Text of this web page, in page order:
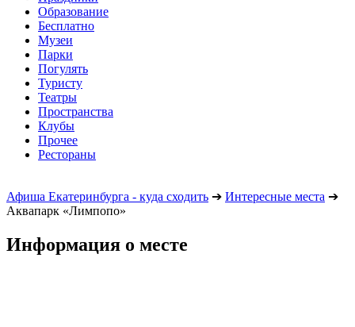
Образование
Бесплатно
Музеи
Парки
Погулять
Туристу
Театры
Пространства
Клубы
Прочее
Рестораны
Афиша Екатеринбурга - куда сходить ➔ Интересные места ➔
Аквапарк «Лимпопо»
Информация о месте